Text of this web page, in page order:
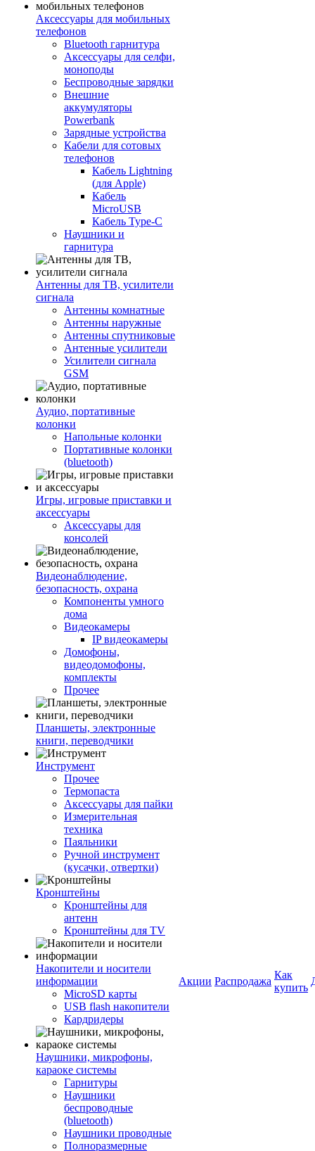
Аксессуары для мобильных
телефонов
Bluetooth гарнитура
Аксессуары для селфи,
моноподы
Беспроводные зарядки
Внешние
аккумуляторы
Powerbank
Зарядные устройства
Кабели для сотовых
телефонов
Кабель Lightning
(для Apple)
Кабель
MicroUSB
Кабель Type-C
Наушники и
гарнитура
Антенны для ТВ, усилители
сигнала
Антенны комнатные
Антенны наружные
Антенны спутниковые
Антенные усилители
Усилители сигнала
GSM
Аудио, портативные
колонки
Напольные колонки
Портативные колонки
(bluetooth)
Игры, игровые приставки и
аксессуары
Аксессуары для
консолей
Видеонаблюдение,
безопасность, охрана
Компоненты умного
дома
Видеокамеры
IP видеокамеры
Домофоны,
видеодомофоны,
комплекты
Прочее
Планшеты, электронные
книги, переводчики
Инструмент
Прочее
Термопаста
Аксессуары для пайки
Измерительная
техника
Паяльники
Ручной инструмент
(кусачки, отвертки)
Кронштейны
Кронштейны для
антенн
Кронштейны для TV
Накопители и носители
информации
MicroSD карты
USB flash накопители
Кардридеры
Наушники, микрофоны,
караоке системы
Гарнитуры
Наушники
беспроводные
(bluetooth)
Наушники проводные
Полноразмерные
Акции Распродажа
Как
купить